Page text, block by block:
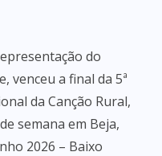
do
venceu a final da 5ª
da Canção Rural,
semana em Beja,
2026 – Baixo